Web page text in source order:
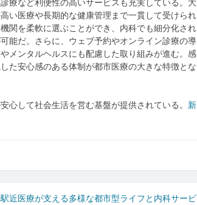
療など利便性の高いサービスも充実している。大
い医療や長期的な健康管理まで一貫して受けられ
関を柔軟に選ぶことができ、内科でも細分化され
能だ。さらに、ウェブ予約やオンライン診療の導
メンタルヘルスにも配慮した取り組みが進む。感
た安心感のある体制が都市医療の大きな特徴とな
心して社会生活を営む基盤が提供されている。 新
近医療が支える多様な都市型ライフと内科サービ